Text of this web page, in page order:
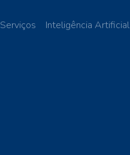
Serviços Inteligência Artificial